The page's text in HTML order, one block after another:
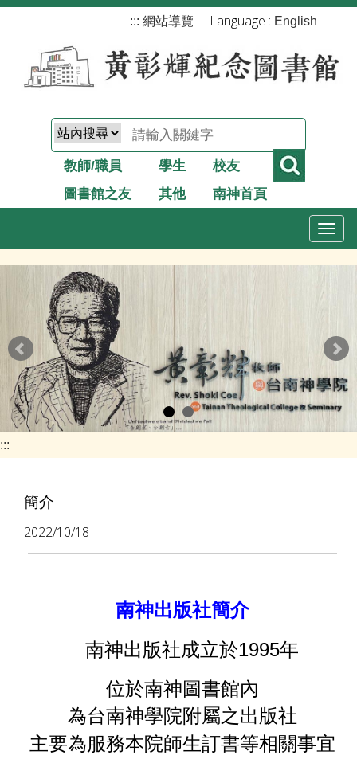
跳
::: 網站導覽 Language : English
教師/職員 學生
校友
圖書館之友
其他 南神首頁
T
l
e
n
a
:::
簡介
2022/10/18
南神出版社簡介
南神出版社成立於1995年
位於南神圖書館內
為台南神學院附屬之出版社
主要為服務本院師生訂書等相關事宜